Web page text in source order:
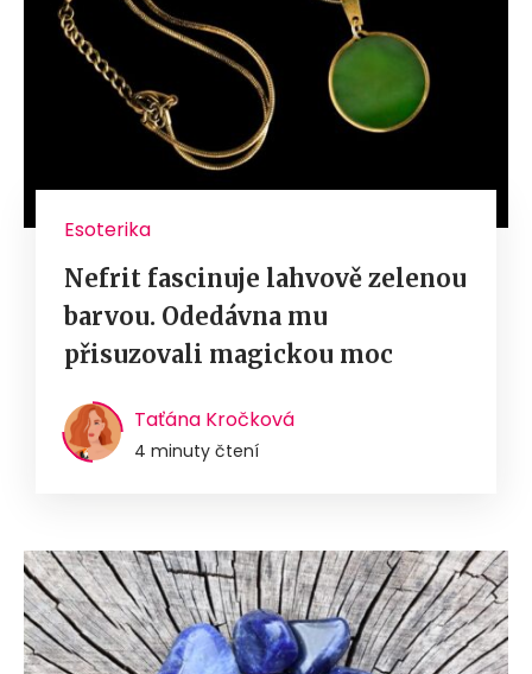
Esoterika
Nefrit fascinuje lahvově zelenou
barvou. Odedávna mu
přisuzovali magickou moc
Taťána Kročková
4 minuty čtení